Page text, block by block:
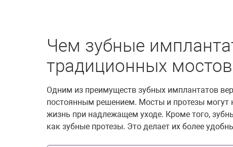
Чем зубные
традиционных
Одним из преимуществ зубных имплантатов
постоянным решением. Мосты и протезы могут
жизнь при надлежащем уходе. Кроме того,
как зубные протезы. Это делает их более